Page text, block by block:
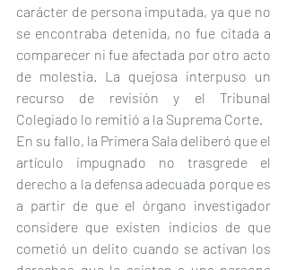
carácter de persona imputada, ya que no
se encontraba detenida, no fue citada a
comparecer ni fue afectada por otro acto
de molestia. La quejosa interpuso un
recurso de revisión y el Tribunal
Colegiado lo remitió a la Suprema Corte.
En su fallo, la Primera Sala deliberó que el
artículo impugnado no trasgrede el
derecho a la defensa adecuada porque es
a partir de que el órgano investigador
considere que existen indicios de que
cometió un delito cuando se activan los